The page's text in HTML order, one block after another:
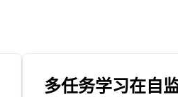
多任务学习在自